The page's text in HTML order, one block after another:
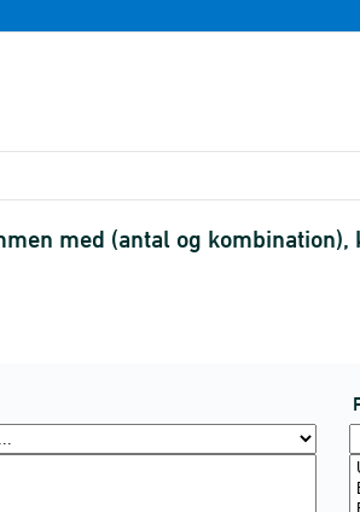
med (antal og